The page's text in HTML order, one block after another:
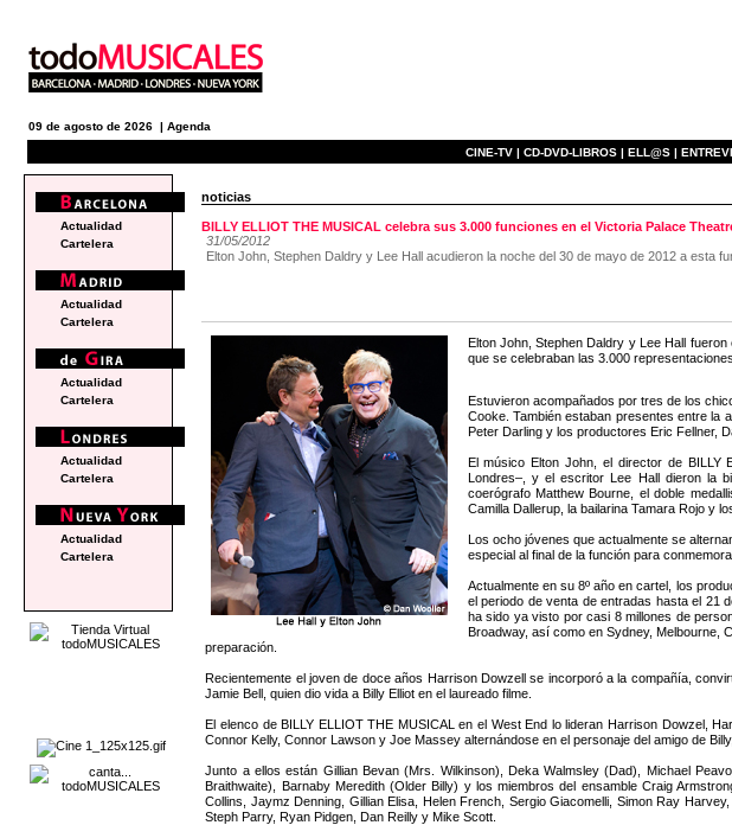
09 de agosto de 2026 | Agenda
CINE-TV | CD-DVD-LIBROS | ELL@S |
noticias
BILLY ELLIOT THE MUSICAL celebra sus 3.000 funciones en el Victoria Palace
31/05/2012
Elton John, Stephen Daldry y Lee Hall acudieron la noche del 30 de mayo de 2012 a esta
Elton John, Stephen Daldry y Lee Hall
que se celebraban las 3.000
Estuvieron acompañados por tres de los
Cooke. También estaban presentes entre la
Peter Darling y los productores Eric Fellner,
El músico Elton John, el director de BILLY
Londres–, y el escritor Lee Hall dieron la
coerógrafo Matthew Bourne, el doble
Camilla Dallerup, la bailarina Tamara Rojo y
Los ocho jóvenes que actualmente se
especial al final de la función para
Actualmente en su 8º año en cartel, los
el periodo de venta de entradas hasta el 21
ha sido ya visto por casi 8 millones de
Broadway, así como en Sydney, Melbourne,
preparación.
Recientemente el joven de doce años Harrison Dowzell se incorporó a la compañía,
Jamie Bell, quien dio vida a Billy Elliot en el laureado filme.
El elenco de BILLY ELLIOT THE MUSICAL en el West End lo lideran Harrison Dowzel,
Connor Kelly, Connor Lawson y Joe Massey alternándose en el personaje del amigo de
Junto a ellos están Gillian Bevan (Mrs. Wilkinson), Deka Walmsley (Dad), Michael
Braithwaite), Barnaby Meredith (Older Billy) y los miembros del ensamble Craig
Collins, Jaymz Denning, Gillian Elisa, Helen French, Sergio Giacomelli, Simon Ray
Steph Parry, Ryan Pidgen, Dan Reilly y Mike Scott.
Actualidad
Cartelera
Actualidad
Cartelera
Actualidad
Cartelera
Actualidad
Cartelera
Actualidad
Cartelera